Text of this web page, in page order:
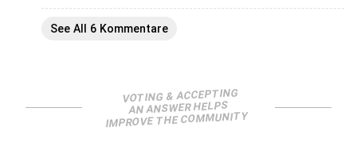
See All 6 Kommentare
VOTING & ACCEPTING
AN ANSWER HELPS
IMPROVE THE COMMUNITY